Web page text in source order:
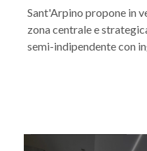
Sant'Arpino propone in
zona centrale e
semi-indipendente con